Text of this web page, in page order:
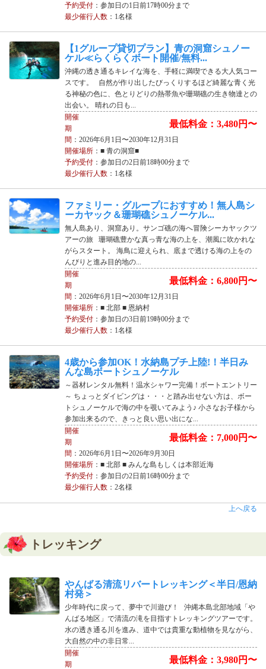
予約受付：参加日の1日前17時00分まで
最少催行人数：1名様
【1グループ貸切プラン】青の洞窟シュノー
ケル≪らくらくボート開催/無料...
沖縄の透き通るキレイな海を、手軽に満喫できる大人気コー
スです。 自然が作り出したびっくりするほど綺麗な青く光
る神秘の色に、色とりどりの熱帯魚や珊瑚礁の生き物達との
出会い。 晴れの日も...
最低料金：3,480円〜
開催
期
間 ：2026年6月1日〜2030年12月31日
開催場所：■ 青の洞窟■
予約受付：参加日の2日前18時00分まで
最少催行人数：1名様
ファミリー・グループにおすすめ！無人島シ
ーカヤック＆珊瑚礁シュノーケル...
無人島あり、洞窟あり。サンゴ礁の海へ冒険シーカヤックツ
アーの旅 珊瑚礁豊かな真っ青な海の上を、潮風に吹かれな
がらスタート。 海鳥に迎えられ、底まで透ける海の上をの
んびりと進み目的地の...
最低料金：6,800円〜
開催
期
間 ：2026年6月1日〜2030年12月31日
開催場所：■ 北部 ■ 恩納村
予約受付：参加日の3日前19時00分まで
最少催行人数：1名様
4歳から参加OK！水納島プチ上陸!！半日み
んな島ボートシュノーケル
～器材レンタル無料！温水シャワー完備！ボートエントリー
～ ちょっとダイビングは・・・と踏み出せない方は、ボー
トシュノーケルで海の中を覗いてみよう♪ 小さなお子様から
参加出来るので、きっと良い思い出にな...
最低料金：7,000円〜
開催
期
間 ：2026年6月1日〜2026年9月30日
開催場所：■ 北部 ■ みんな島もしくは本部近海
予約受付：参加日の2日前16時00分まで
最少催行人数：2名様
上へ戻る
トレッキング
やんばる清流リバートレッキング＜半日/恩納
村発＞
少年時代に戻って、夢中で川遊び！ 沖縄本島北部地域「や
んばる地区」で清流の滝を目指すトレッキングツアーです。
水の透き通る川を進み、道中では貴重な動植物を見ながら、
大自然の中の非日常...
最低料金：3,980円〜
開催
期